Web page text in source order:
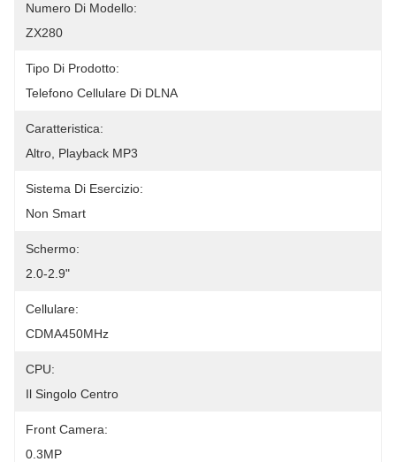
Numero Di Modello:
ZX280
Tipo Di Prodotto:
Telefono Cellulare Di DLNA
Caratteristica:
Altro, Playback MP3
Sistema Di Esercizio:
Non Smart
Schermo:
2.0-2.9"
Cellulare:
CDMA450MHz
CPU:
Il Singolo Centro
Front Camera:
0.3MP